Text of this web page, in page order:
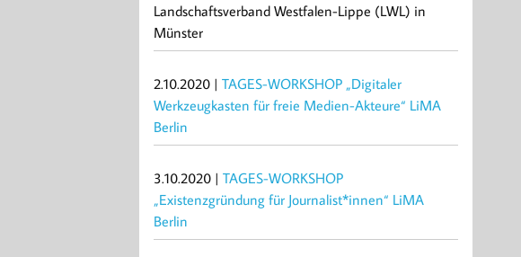
Landschaftsverband Westfalen-Lippe (LWL) in
Münster
2.10.2020 |TAGES-WORKSHOP „Digitaler
Werkzeugkasten für freie Medien-Akteure“ LiMA
Berlin
3.10.2020 |TAGES-WORKSHOP
„Existenzgründung für Journalist*innen“ LiMA
Berlin